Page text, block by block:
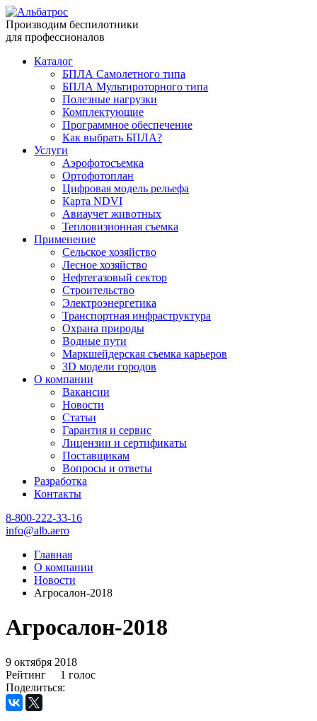
Производим беспилотники
для профессионалов
Каталог
БПЛА Самолетного типа
БПЛА Мультироторного типа
Полезные нагрузки
Комплектующие
Программное обеспечение
Как выбрать БПЛА?
Услуги
Аэрофотосъемка
Ортофотоплан
Цифровая модель рельефа
Карта NDVI
Авиаучет животных
Тепловизионная съемка
Применение
Сельское хозяйство
Лесное хозяйство
Нефтегазовый сектор
Строительство
Электроэнергетика
Транспортная инфраструктура
Охрана природы
Водные пути
Маркшейдерская съемка карьеров
3D модели городов
О компании
Вакансии
Новости
Статьи
Гарантия и сервис
Лицензии и сертификаты
Поставщикам
Вопросы и ответы
Разработка
Контакты
8-800-222-33-16
info@alb.aero
Главная
О компании
Новости
Агросалон-2018
Агросалон-2018
9 октября 2018
Рейтинг
1 голос
Поделиться: